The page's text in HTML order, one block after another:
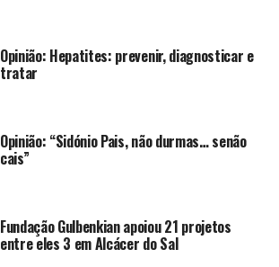
Opinião: Hepatites: prevenir, diagnosticar e
tratar
Opinião: “Sidónio Pais, não durmas… senão
cais”
Fundação Gulbenkian apoiou 21 projetos
entre eles 3 em Alcácer do Sal